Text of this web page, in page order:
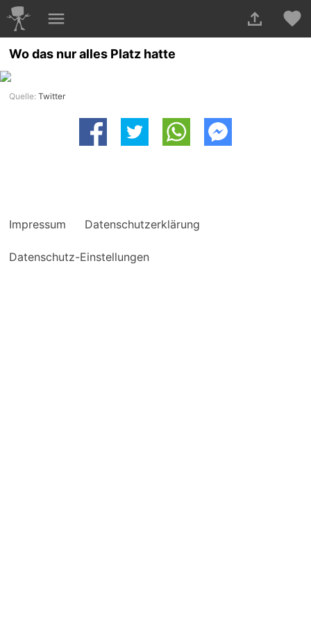
Wo das nur alles Platz hatte
Quelle:Twitter
Impressum Datenschutzerklärung
Datenschutz-Einstellungen